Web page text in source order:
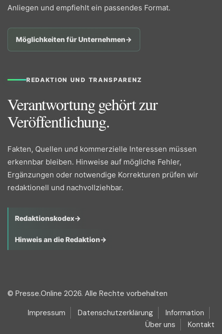
Anliegen und empfiehlt ein passendes Format.
Möglichkeiten für Unternehmen→
REDAKTION UND TRANSPARENZ
Verantwortung gehört zur
Veröffentlichung.
Fakten, Quellen und kommerzielle Interessen müssen
erkennbar bleiben. Hinweise auf mögliche Fehler,
Ergänzungen oder notwendige Korrekturen prüfen wir
redaktionell und nachvollziehbar.
Redaktionskodex→
Hinweis an die Redaktion→
© Presse.Online 2026. Alle Rechte vorbehalten
Impressum
Datenschutzerklärung
Information
Über uns
Kontakt